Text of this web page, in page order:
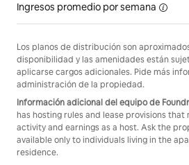
Ingresos promedio porsemana
Los planos de distribución son
disponibilidad y las amenidades están
aplicarse cargos adicionales. Pide más
administración de la propiedad.
Información adicional del equipo de
has hosting rules and lease provisions
activity and earnings as a host. Ask the
available only to individuals living in the
residence.